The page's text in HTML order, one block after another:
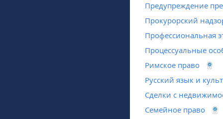
Предупреждение
Прокурорский
Профессиональная
Процессуальные
Римское право
Русский язык и
Сделки с
Семейное право